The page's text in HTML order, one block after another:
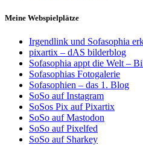
Meine Webspielplätze
Irgendlink und Sofasophia
pixartix – dAS bilderblog
Sofasophia appt die Welt –
Sofasophias Fotogalerie
Sofasophien – das 1. Blog
SoSo auf Instagram
SoSos Pix auf Pixartix
SoSo auf Mastodon
SoSo auf Pixelfed
SoSo auf Sharkey